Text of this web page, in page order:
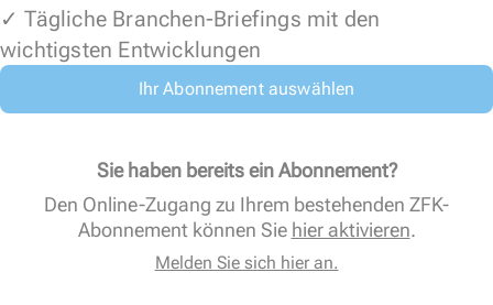
✓ Tägliche Branchen-Briefings mit den
wichtigsten Entwicklungen
Ihr Abonnement auswählen
Sie haben bereits ein Abonnement?
Den Online-Zugang zu Ihrem bestehenden ZFK-
Abonnement können Sie hier aktivieren.
Melden Sie sich hier an.